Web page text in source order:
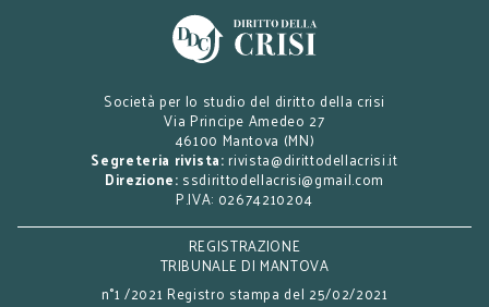
Società per lo studio del diritto della crisi
Via Principe Amedeo 27
46100 Mantova (MN)
Segreteria rivista: rivista@dirittodellacrisi.it
Direzione: ssdirittodellacrisi@gmail.com
P.IVA: 02674210204
REGISTRAZIONE
TRIBUNALE DI MANTOVA
n°1 /2021 Registro stampa del 25/02/2021